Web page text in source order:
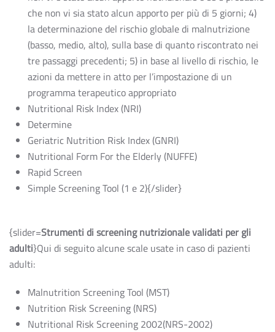
che non vi sia stato alcun apporto per più di 5 giorni; 4)
la determinazione del rischio globale di malnutrizione
(basso, medio, alto), sulla base di quanto riscontrato nei
tre passaggi precedenti; 5) in base al livello di rischio, le
azioni da mettere in atto per l’impostazione di un
programma terapeutico appropriato
Nutritional Risk Index (NRI)
Determine
Geriatric Nutrition Risk Index (GNRI)
Nutritional Form For the Elderly (NUFFE)
Rapid Screen
Simple Screening Tool (1 e 2){/slider}
{slider=Strumenti di screening nutrizionale validati per gli
adulti}Qui di seguito alcune scale usate in caso di pazienti
adulti:
Malnutrition Screening Tool (MST)
Nutrition Risk Screening (NRS)
Nutritional Risk Screening 2002(NRS-2002)